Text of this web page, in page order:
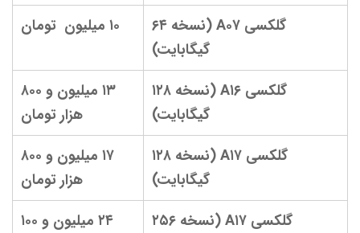
گلکسی A۰۷ (نسخه ۶۴
گیگابایت)
۱۰ میلیون تومان
گلکسی A۱۶ (نسخه ۱۲۸
گیگابایت)
۱۳ میلیون و ۸۰۰
هزار تومان
گلکسی A۱۷ (نسخه ۱۲۸
گیگابایت)
۱۷ میلیون و ۸۰۰
هزار تومان
گلکسی A۱۷ (نسخه ۲۵۶
۲۴ میلیون و ۱۰۰